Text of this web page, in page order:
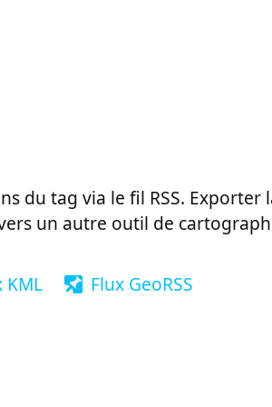
du tag via le fil RSS. Exporter
un autre outil de
KML Flux GeoRSS